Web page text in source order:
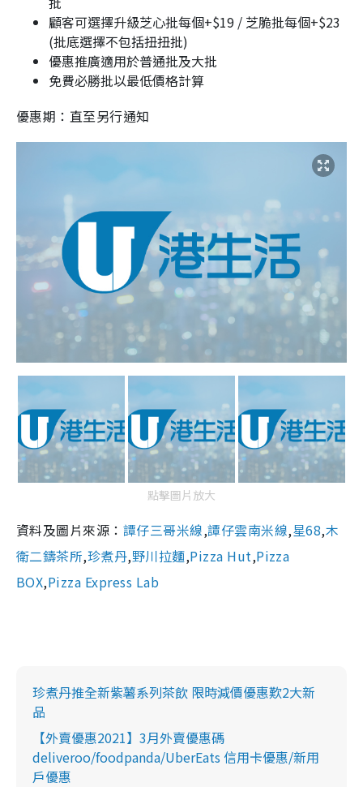
顧客可選擇升級芝心批每個+$19 / 芝脆批每個+$23
(批底選擇不包括扭扭批)
優惠推廣適用於普通批及大批
免費必勝批以最低價格計算
優惠期：直至另行通知
點擊圖片放大
資料及圖片來源： 譚仔三哥米線,譚仔雲南米線,星68,木
衛二鑄茶所,珍煮丹,野川拉麵,Pizza Hut,Pizza
BOX,Pizza Express Lab
珍煮丹推全新紫薯系列茶飲 限時減價優惠歎2大新
品
【外賣優惠2021】3月外賣優惠碼
deliveroo/foodpanda/UberEats 信用卡優惠/新用
戶優惠